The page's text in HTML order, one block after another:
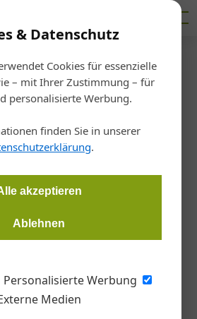
& Datenschutz
Cookies für essenzielle
– mit Ihrer Zustimmung – für
personalisierte Werbung.
finden Sie in unserer
.
akzeptieren
Ablehnen
Personalisierte Werbung
Medien
Startseite /Markt
Architektur für
Kunstsenats wird die
der Republik Österreich, der Große
den Architekten Laurids und
Und die Architekten dürfen sich
Prämierung freuen, den Deutschen